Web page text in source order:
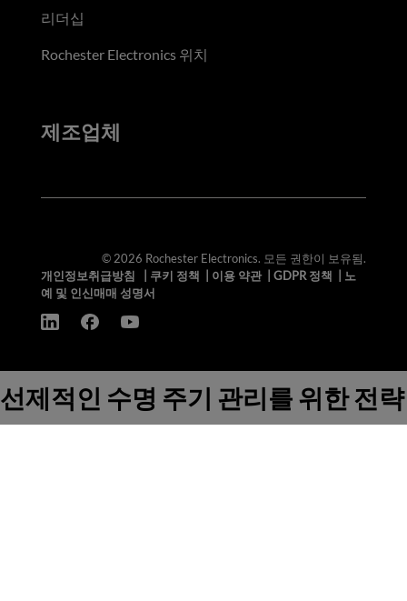
리더십
Rochester Electronics 위치
제조업체
© 2026 Rochester Electronics. 모든 권한이 보유됨.
개인정보취급방침
쿠키 정책 이용 약관| GDPR 정책
노
예 및 인신매매 성명서
선제적인 수명 주기 관리를 위한 전략